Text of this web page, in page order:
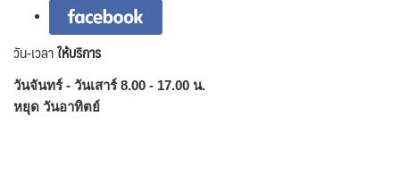
วัน-เวลาให้บริการ
วันจันทร์ - วันเสาร์ 8.00 - 17.00 น.
หยุด วันอาทิตย์